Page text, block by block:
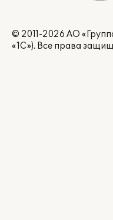
© 2011-2026 АО
«1С»). Все права